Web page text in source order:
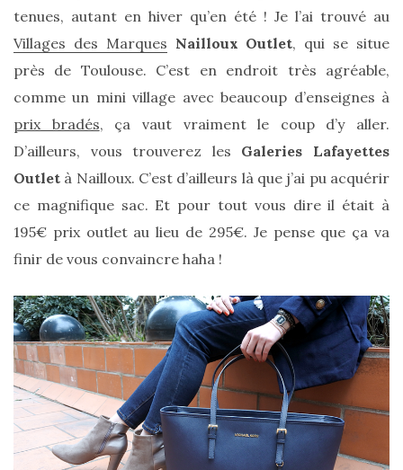
tenues, autant en hiver qu’en été ! Je l’ai trouvé au
Villages des Marques Nailloux Outlet, qui se situe
près de Toulouse. C’est en endroit très agréable,
comme un mini village avec beaucoup d’enseignes à
prix bradés, ça vaut vraiment le coup d’y aller.
D’ailleurs, vous trouverez les Galeries Lafayettes
Outlet à Nailloux. C’est d’ailleurs là que j’ai pu acquérir
ce magnifique sac. Et pour tout vous dire il était à
195€ prix outlet au lieu de 295€. Je pense que ça va
finir de vous convaincre haha !